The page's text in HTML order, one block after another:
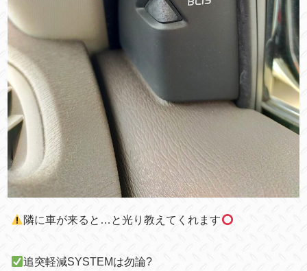
隣に車が来ると…と光り教えてくれます
追突軽減SYSTEMは勿論?